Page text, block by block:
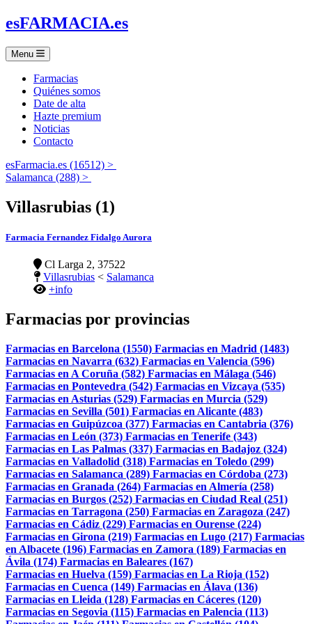
esFARMACIA.es
Menu
Farmacias
Quiénes somos
Date de alta
Hazte premium
Noticias
Contacto
esFarmacia.es (16512) >
Salamanca (288) >
Villasrubias (1)
Farmacia Fernandez Fidalgo Aurora
Cl Larga 2, 37522
Villasrubias < Salamanca
+info
Farmacias por provincias
Farmacias en Barcelona (1550) Farmacias en Madrid (1483)
Farmacias en Navarra (632) Farmacias en Valencia (596)
Farmacias en A Coruña (582) Farmacias en Málaga (546)
Farmacias en Pontevedra (542) Farmacias en Vizcaya (535)
Farmacias en Asturias (529) Farmacias en Murcia (529)
Farmacias en Sevilla (501) Farmacias en Alicante (483)
Farmacias en Guipúzcoa (377) Farmacias en Cantabria (376)
Farmacias en León (373) Farmacias en Tenerife (343)
Farmacias en Las Palmas (337) Farmacias en Badajoz (324)
Farmacias en Valladolid (318) Farmacias en Toledo (299)
Farmacias en Salamanca (289) Farmacias en Córdoba (273)
Farmacias en Granada (264) Farmacias en Almería (258)
Farmacias en Burgos (252) Farmacias en Ciudad Real (251)
Farmacias en Tarragona (250) Farmacias en Zaragoza (247)
Farmacias en Cádiz (229) Farmacias en Ourense (224)
Farmacias en Girona (219) Farmacias en Lugo (217) Farmacias
en Albacete (196) Farmacias en Zamora (189) Farmacias en
Ávila (174) Farmacias en Baleares (167)
Farmacias en Huelva (159) Farmacias en La Rioja (152)
Farmacias en Cuenca (149) Farmacias en Álava (136)
Farmacias en Lleida (128) Farmacias en Cáceres (120)
Farmacias en Segovia (115) Farmacias en Palencia (113)